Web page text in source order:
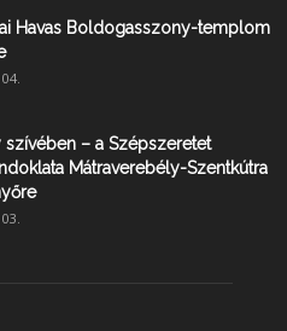
Havas Boldogasszony-templom
szívében – a Szépszeretet
Mátraverebély-Szentkútra